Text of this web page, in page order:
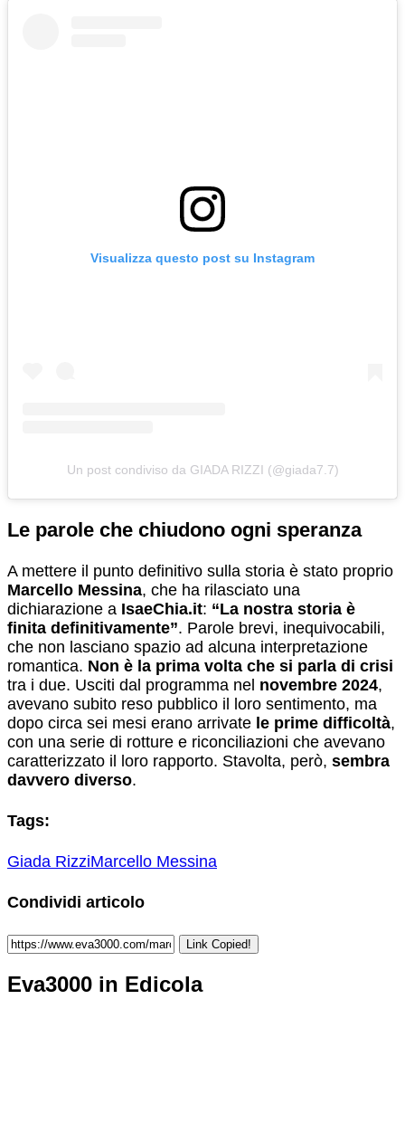
Visualizza questo post su Instagram
Un post condiviso da GIADA RIZZI (@giada7.7)
Le parole che chiudono ogni speranza
A mettere il punto definitivo sulla storia è stato proprio
Marcello Messina, che ha rilasciato una
dichiarazione a IsaeChia.it: “La nostra storia è
finita definitivamente”. Parole brevi, inequivocabili,
che non lasciano spazio ad alcuna interpretazione
romantica. Non è la prima volta che si parla di crisi
tra i due. Usciti dal programma nel novembre 2024,
avevano subito reso pubblico il loro sentimento, ma
dopo circa sei mesi erano arrivate le prime difficoltà,
con una serie di rotture e riconciliazioni che avevano
caratterizzato il loro rapporto. Stavolta, però, sembra
davvero diverso.
Tags:
Giada RizziMarcello Messina
Condividi articolo
Link Copied!
Eva3000 in Edicola